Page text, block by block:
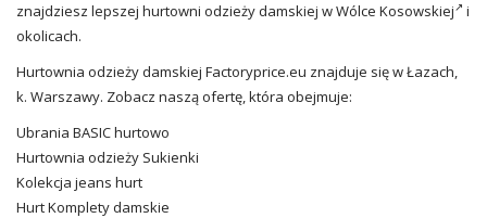
znajdziesz lepszej hurtowni odzieży damskiej w Wólce Kosowskiej
i
okolicach.
Hurtownia odzieży damskiej Factoryprice.eu znajduje się w Łazach,
k. Warszawy. Zobacz naszą ofertę, która obejmuje:
Ubrania BASIC hurtowo
Hurtownia odzieży Sukienki
Kolekcja jeans hurt
Hurt Komplety damskie